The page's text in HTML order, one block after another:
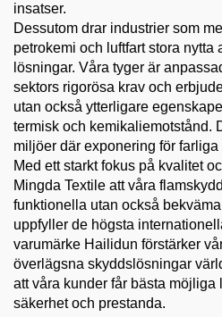
insatser.
Dessutom drar industrier som
petrokemi och luftfart stora nytta
lösningar. Våra tyger är
sektors rigorösa krav och
utan också ytterligare
termisk och kemikaliemotstånd.
miljöer där exponering för
Med ett starkt fokus på kvalitet
Mingda Textile att våra
funktionella utan också
uppfyller de högsta
varumärke Hailidun förstärker
överlägsna skyddslösningar
att våra kunder får bästa
säkerhet och prestanda.